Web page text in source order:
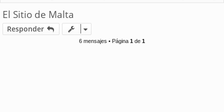
ifi
ra
El Sitio de Malta
Responder
6 mensajes • Página 1 de 1